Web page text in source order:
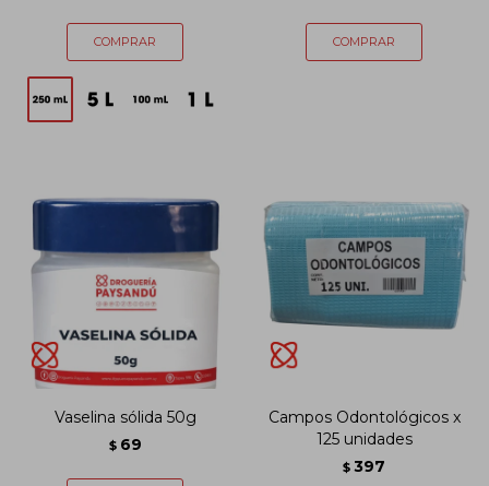
Vaselina sólida 50g
$ 69
Campos Odontológicos x
125 unidades
$ 397